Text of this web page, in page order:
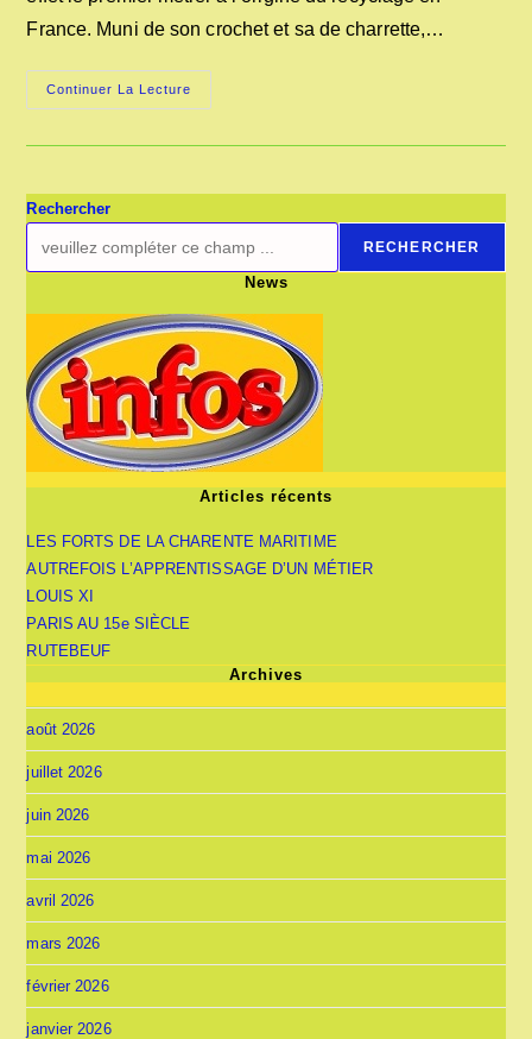
France. Muni de son crochet et sa de charrette,…
Continuer La Lecture
CHIFFONNIER
Rechercher
RECHERCHER
News
Articles récents
LES FORTS DE LA CHARENTE MARITIME
AUTREFOIS L’APPRENTISSAGE D’UN MÉTIER
LOUIS XI
PARIS AU 15e SIÈCLE
RUTEBEUF
Archives
août 2026
juillet 2026
juin 2026
mai 2026
avril 2026
mars 2026
février 2026
janvier 2026